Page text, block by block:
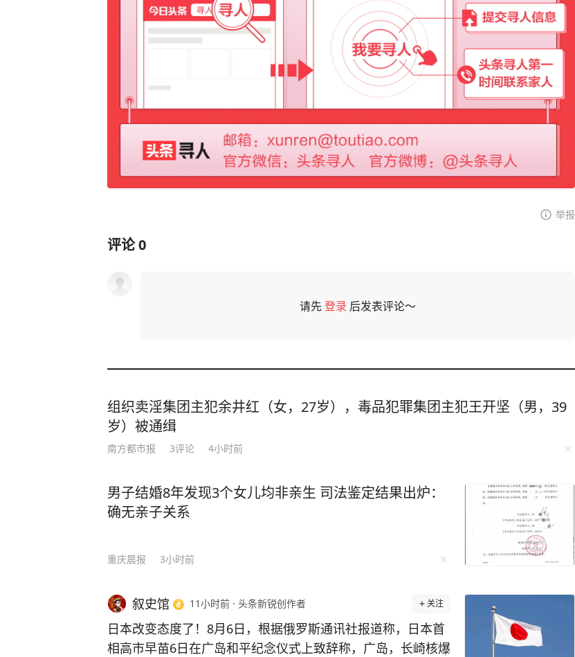
举报
评论0
请先登录 后发表评论～
组织卖淫集团主犯余井红（女，27岁），毒品犯罪集团主犯王开坚（男，39
岁）被通缉
南方都市报 3评论 4小时前
男子结婚8年发现3个女儿均非亲生 司法鉴定结果出炉：
确无亲子关系
重庆晨报 3小时前
叙史馆 11小时前 · 头条新锐创作者 关注
日本改变态度了！8月6日，根据俄罗斯通讯社报道称，日本首
相高市早苗6日在广岛和平纪念仪式上致辞称，广岛，长崎核爆